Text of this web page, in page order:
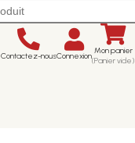
Contactez-nousConnexion Mon panier
(Panier vide)